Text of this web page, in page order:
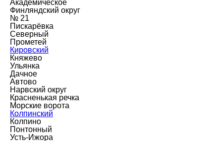
Академическое
Финляндский округ
№ 21
Пискарёвка
Северный
Прометей
Кировский
Княжево
Ульянка
Дачное
Автово
Нарвский округ
Красненькая речка
Морские ворота
Колпинский
Колпино
Понтонный
Усть-Ижора